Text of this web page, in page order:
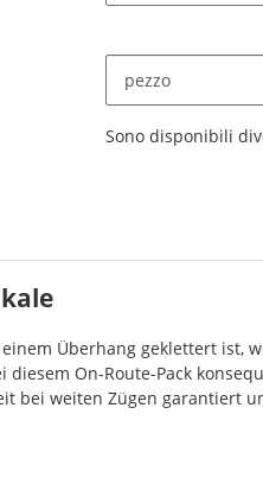
pezzo
x
Sono disponibili
Überhang geklettert ist,
On-Route-Pack
weiten Zügen garantiert